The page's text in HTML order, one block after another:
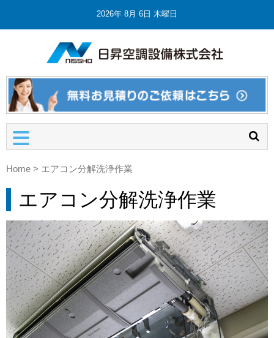
2026年 8月 6日 木曜日
調設備工
事・修理
Home > エアコン分解洗浄作業
エアコン分解洗浄作業